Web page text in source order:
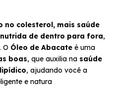
no colesterol, mais saúde
de dentro para fora,
O Óleo de Abacate é uma
boas, que auxilia na saúde
, ajudando você a
e natura